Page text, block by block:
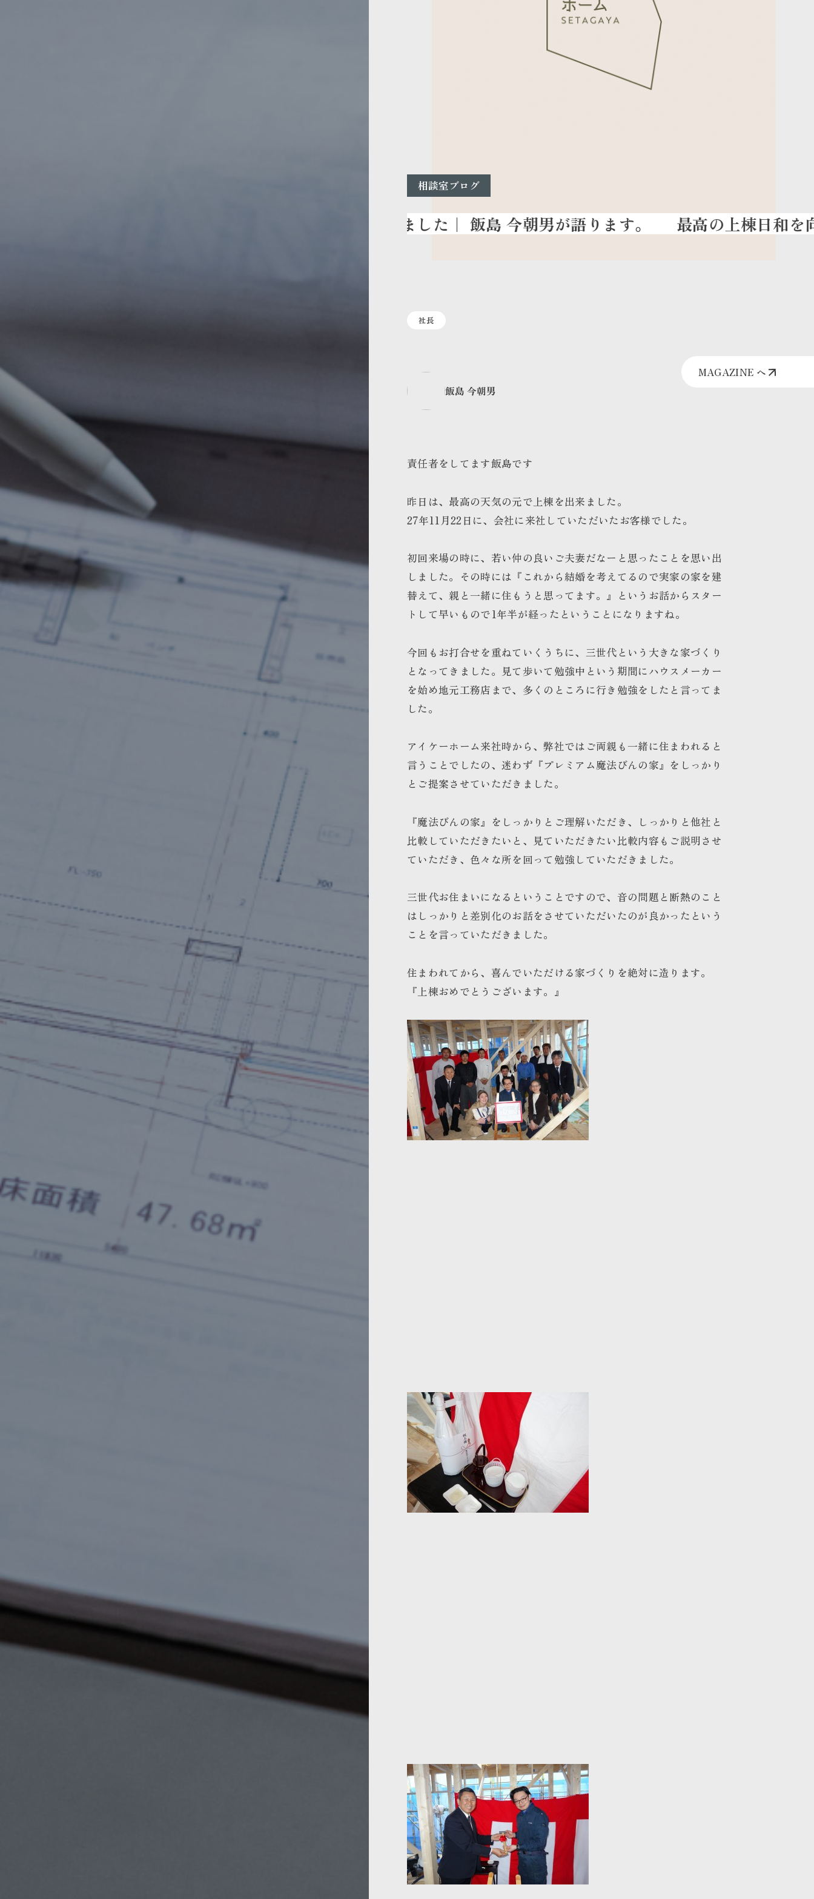
相談室ブログ
最高の上棟日和を向かえ
社長
MAGAZINE へ
飯島 今朝男
責任者をしてます飯島です
昨日は、最高の天気の元で上棟を出来ました。
27年11月22日に、会社に来社していただいたお客様でした。
初回来場の時に、若い仲の良いご夫妻だなーと思ったことを思い出
しました。その時には『これから結婚を考えてるので実家の家を建
替えて、親と一緒に住もうと思ってます。』というお話からスター
トして早いもので1年半が経ったということになりますね。
今回もお打合せを重ねていくうちに、三世代という大きな家づくり
となってきました。見て歩いて勉強中という期間にハウスメーカー
を始め地元工務店まで、多くのところに行き勉強をしたと言ってま
した。
アイケーホーム来社時から、弊社ではご両親も一緒に住まわれると
言うことでしたの、迷わず『プレミアム魔法びんの家』をしっかり
とご提案させていただきました。
『魔法びんの家』をしっかりとご理解いただき、しっかりと他社と
比較していただきたいと、見ていただきたい比較内容もご説明させ
ていただき、色々な所を回って勉強していただきました。
三世代お住まいになるということですので、音の問題と断熱のこと
はしっかりと差別化のお話をさせていただいたのが良かったという
ことを言っていただきました。
住まわれてから、喜んでいただける家づくりを絶対に造ります。
『上棟おめでとうございます。』